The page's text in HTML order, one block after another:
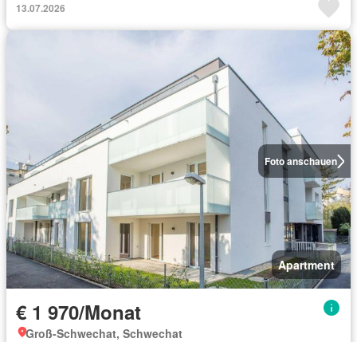
13.07.2026
Foto anschauen
Apartment
€ 1 970/Monat
Groß-Schwechat, Schwechat